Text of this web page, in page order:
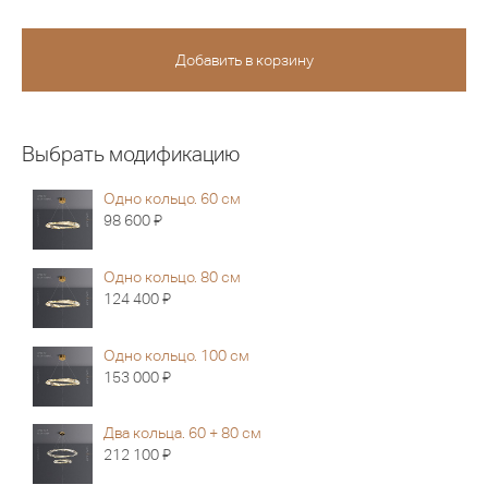
Выбрать модификацию
Одно кольцо. 60 см
98 600Я
Одно кольцо. 80 см
124 400Я
Одно кольцо. 100 см
153 000Я
Два кольца. 60 + 80 см
212 100Я